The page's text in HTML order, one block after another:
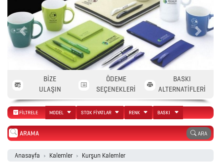
2026
PROMOSYON
AJANDA
Previous Next
BİZE
ULAŞIN
ÖDEME
SEÇENEKLERİ
BASKI
ALTERNATİFLERİ
FİLTRELE MODEL STOK FİYATLAR RENK BASKI
ARA
Anasayfa Kalemler Kurşun Kalemler